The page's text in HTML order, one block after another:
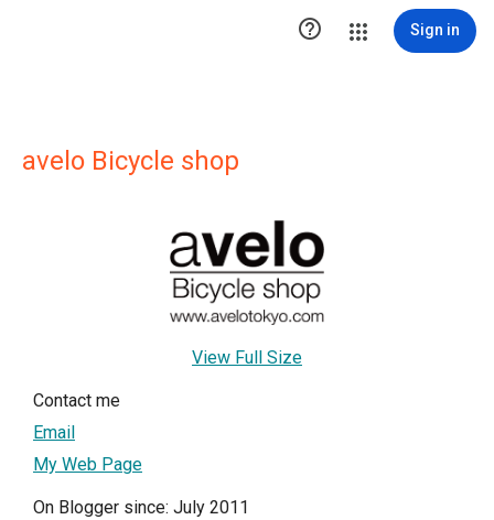
 Sign in
avelo Bicycle shop
View Full Size
Contact me
Email
My Web Page
On Blogger since: July 2011